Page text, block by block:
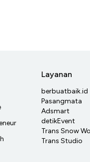
Layanan
berbuatbaik.id
Pasangmata
Adsmart
detikEvent
Trans Snow
Trans Studio